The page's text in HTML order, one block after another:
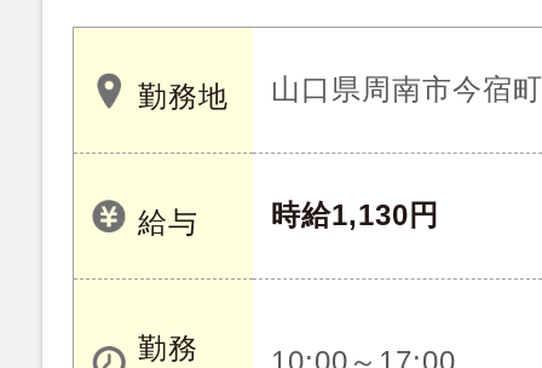
勤務地 山口県周南市今宿町
給与 時給1,130円
勤務